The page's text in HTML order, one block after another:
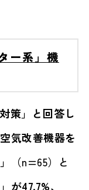
ー系」機
策」と回答し
気改善機器を
（n=65）と
が47.7%、